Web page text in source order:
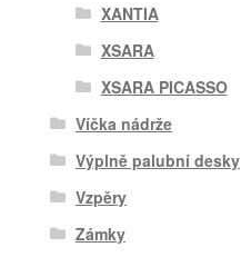
XANTIA
XSARA
XSARA PICASSO
Víčka nádrže
Výplně palubní desky
Vzpěry
Zámky